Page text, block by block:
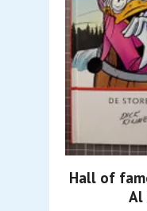
Hall of
Al